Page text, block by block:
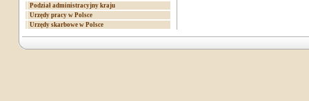
Podział administracyjny kraju
Urzędy pracy w Polsce
Urzędy skarbowe w Polsce